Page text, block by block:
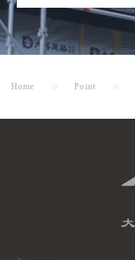
Home Point